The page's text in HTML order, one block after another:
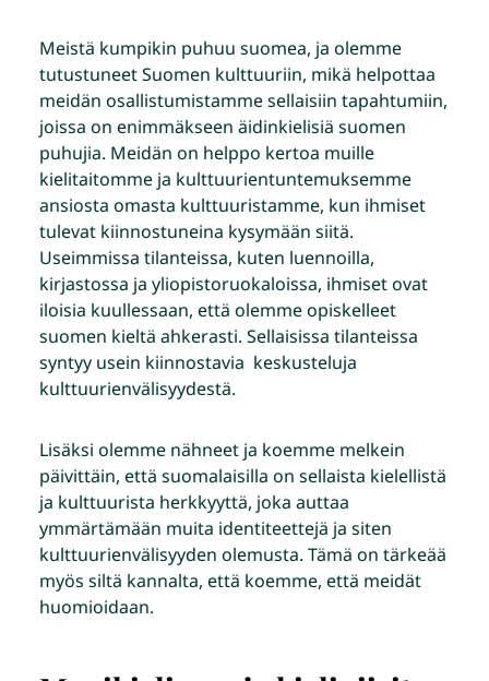
Meistä kumpikin puhuu suomea, ja olemme
tutustuneet Suomen kulttuuriin, mikä helpottaa
meidän osallistumistamme sellaisiin tapahtumiin,
joissa on enimmäkseen äidinkielisiä suomen
puhujia. Meidän on helppo kertoa muille
kielitaitomme ja kulttuurientuntemuksemme
ansiosta omasta kulttuuristamme, kun ihmiset
tulevat kiinnostuneina kysymään siitä.
Useimmissa tilanteissa, kuten luennoilla,
kirjastossa ja yliopistoruokaloissa, ihmiset ovat
iloisia kuullessaan, että olemme opiskelleet
suomen kieltä ahkerasti. Sellaisissa tilanteissa
syntyy usein kiinnostavia keskusteluja
kulttuurienvälisyydestä.
Lisäksi olemme nähneet ja koemme melkein
päivittäin, että suomalaisilla on sellaista kielellistä
ja kulttuurista herkkyyttä, joka auttaa
ymmärtämään muita identiteettejä ja siten
kulttuurienvälisyyden olemusta. Tämä on tärkeää
myös siltä kannalta, että koemme, että meidät
huomioidaan.